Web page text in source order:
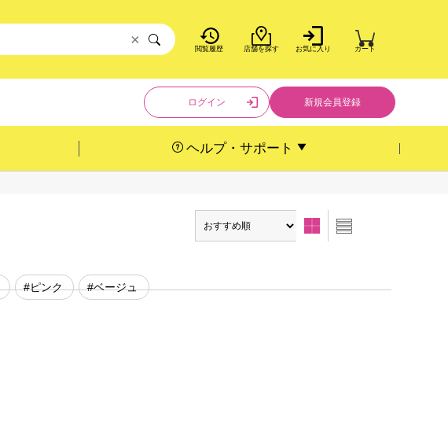
閲覧履歴 店舗を探す お気に入り カート
×
ログイン 新規会員登録
ヘルプ・サポート
#ピンク #ベージュ